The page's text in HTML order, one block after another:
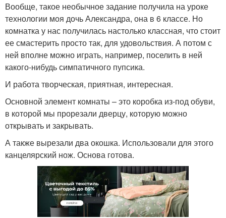
Вообще, такое необычное задание получила на уроке
технологии моя дочь Александра, она в 6 классе. Но
комнатка у нас получилась настолько классная, что стоит
ее смастерить просто так, для удовольствия. А потом с
ней вполне можно играть, например, поселить в ней
какого-нибудь симпатичного пупсика.
И работа творческая, приятная, интересная.
Основной элемент комнаты – это коробка из-под обуви,
в которой мы прорезали дверцу, которую можно
открывать и закрывать.
А также вырезали два окошка. Использовали для этого
канцелярский нож. Основа готова.